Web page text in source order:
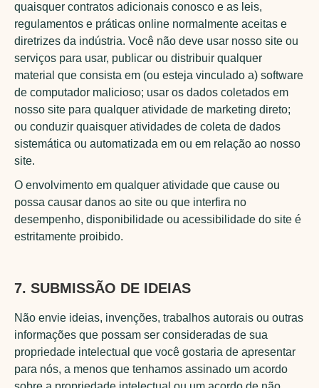
quaisquer contratos adicionais conosco e as leis,
regulamentos e práticas online normalmente aceitas e
diretrizes da indústria. Você não deve usar nosso site ou
serviços para usar, publicar ou distribuir qualquer
material que consista em (ou esteja vinculado a) software
de computador malicioso; usar os dados coletados em
nosso site para qualquer atividade de marketing direto;
ou conduzir quaisquer atividades de coleta de dados
sistemática ou automatizada em ou em relação ao nosso
site.
O envolvimento em qualquer atividade que cause ou
possa causar danos ao site ou que interfira no
desempenho, disponibilidade ou acessibilidade do site é
estritamente proibido.
7. SUBMISSÃO DE IDEIAS
Não envie ideias, invenções, trabalhos autorais ou outras
informações que possam ser consideradas de sua
propriedade intelectual que você gostaria de apresentar
para nós, a menos que tenhamos assinado um acordo